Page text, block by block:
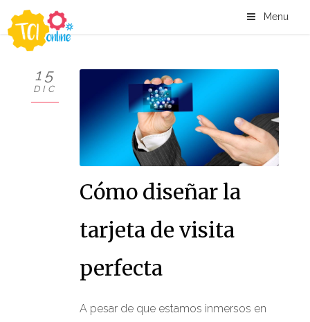
Menu
15
DIC
Cómo diseñar la
tarjeta de visita
perfecta
A pesar de que estamos inmersos en